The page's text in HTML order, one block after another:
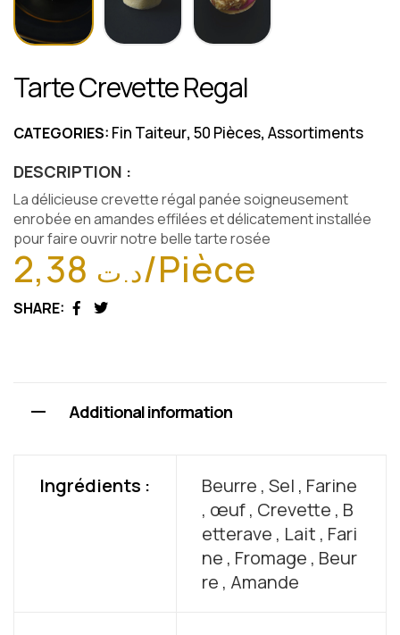
Tarte Crevette Regal
CATEGORIES: Fin Taiteur, 50 Pièces, Assortiments
DESCRIPTION :
La délicieuse crevette régal panée soigneusement
enrobée en amandes effilées et délicatement installée
pour faire ouvrir notre belle tarte rosée
د.ت/Pièce
SHARE:
Facebook
Twitter
Additional information
Ingrédients :
Beurre , Sel , Farine
, œuf , Crevette , B
etterave , Lait , Fari
ne , Fromage , Beur
re , Amande